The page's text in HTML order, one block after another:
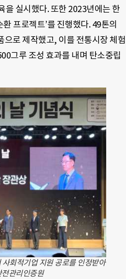
을 실시했다. 또한 2023년에는 한
프로젝트’를 진행했다. 49톤의
로 제작했고, 이를 전통시장 체험
그루 조성 효과를 내며 탄소중립
회적기업 지원 공로를 인정받아
관리인증원